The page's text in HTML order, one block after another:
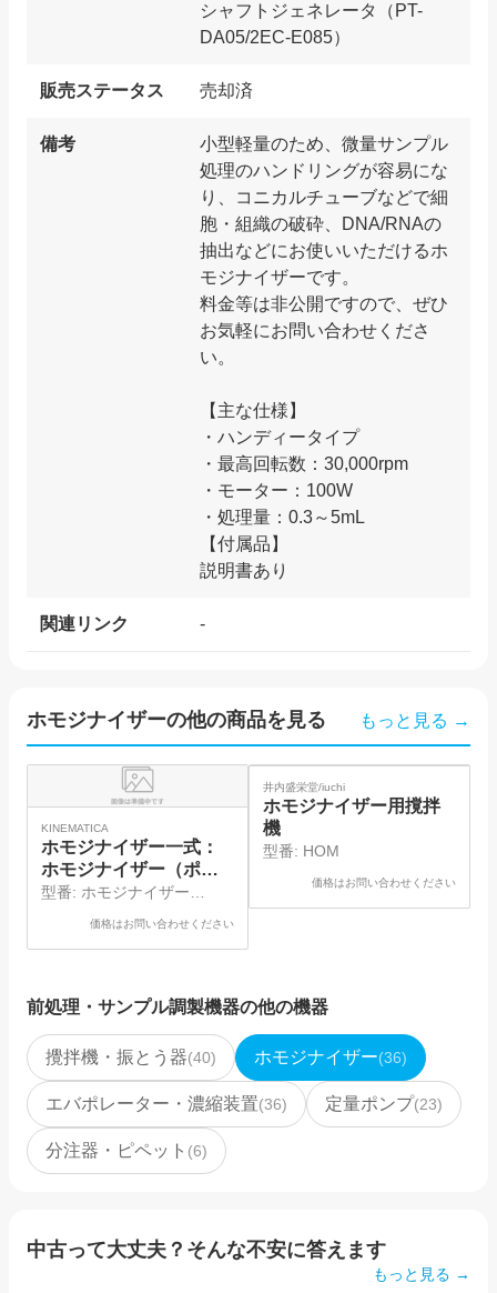
シャフトジェネレータ（PT-
DA05/2EC-E085）
販売ステータス 売却済
備考
小型軽量のため、微量サンプル
処理のハンドリングが容易にな
り、コニカルチューブなどで細
胞・組織の破砕、DNA/RNAの
抽出などにお使いいただけるホ
モジナイザーです。
料金等は非公開ですので、ぜひ
お気軽にお問い合わせくださ
い。
【主な仕様】
・ハンディータイプ
・最高回転数：30,000rpm
・モーター：100W
・処理量：0.3～5mL
【付属品】
関連リンク -
ホモジナイザーの他の商品を見る もっと見る →
KINEMATICA
ホモジナイザー一式：
ホモジナイザー（ポリ
トロン）、シャフトジ
ェネレータ
型番: ホモジナイザー
（PT1300D）、シャフトジ
価格はお問い合わせください
SOLD
井内盛栄堂/iuchi
ホモジナイザー用撹拌
機
型番: HOM
価格はお問い合わせください
前処理・サンプル調製機器の他の機器
攪拌機・振とう器(40) ホモジナイザー(36)
エバポレーター・濃縮装置(36) 定量ポンプ(23)
分注器・ピペット (6)
中古って大丈夫？そんな不安に答えます
もっと見る →